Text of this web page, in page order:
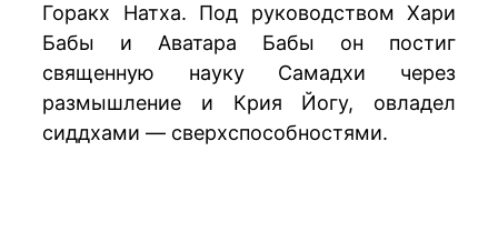
Горакх Натха. Под руководством Хари
Бабы и Аватара Бабы он постиг
священную науку Самадхи через
размышление и Крия Йогу, овладел
сиддхами — сверхспособностями.